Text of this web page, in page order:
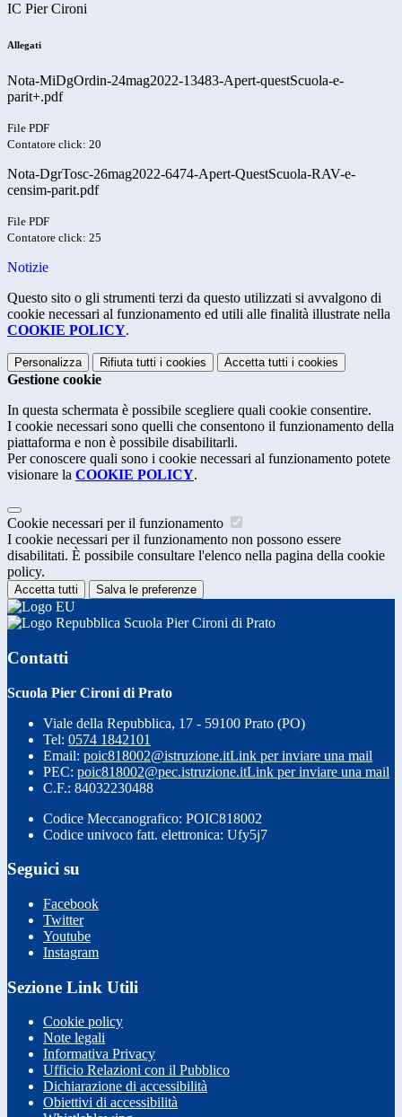
IC Pier Cironi
Allegati
Nota-MiDgOrdin-24mag2022-13483-Apert-questScuola-e-
parit+.pdf
File PDF
Contatore click: 20
Nota-DgrTosc-26mag2022-6474-Apert-QuestScuola-RAV-e-
censim-parit.pdf
File PDF
Contatore click: 25
Notizie
Questo sito o gli strumenti terzi da questo utilizzati si avvalgono di
cookie necessari al funzionamento ed utili alle finalità illustrate nella
COOKIE POLICY.
Personalizza Rifiuta tutti i cookies Accetta tutti i cookies
Gestione cookie
In questa schermata è possibile scegliere quali cookie consentire.
I cookie necessari sono quelli che consentono il funzionamento della
piattaforma e non è possibile disabilitarli.
Per conoscere quali sono i cookie necessari al funzionamento potete
visionare la COOKIE POLICY.
Cookie necessari per il funzionamento
I cookie necessari per il funzionamento non possono essere
disabilitati. È possibile consultare l'elenco nella pagina della cookie
policy.
Accetta tutti Salva le preferenze
Scuola Pier Cironi di Prato
Contatti
Scuola Pier Cironi di Prato
Viale della Repubblica, 17 - 59100 Prato (PO)
Tel: 0574 1842101
Email: poic818002@istruzione.itLink per inviare una mail
PEC: poic818002@pec.istruzione.itLink per inviare una mail
C.F.: 84032230488
Codice Meccanografico: POIC818002
Codice univoco fatt. elettronica: Ufy5j7
Seguici su
Facebook
Twitter
Youtube
Instagram
Sezione Link Utili
Cookie policy
Note legali
Informativa Privacy
Ufficio Relazioni con il Pubblico
Dichiarazione di accessibilità
Obiettivi di accessibilità